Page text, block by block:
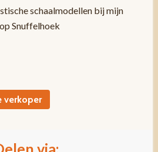
schaalmodellen bij mijn
Snuffelhoek
verkoper